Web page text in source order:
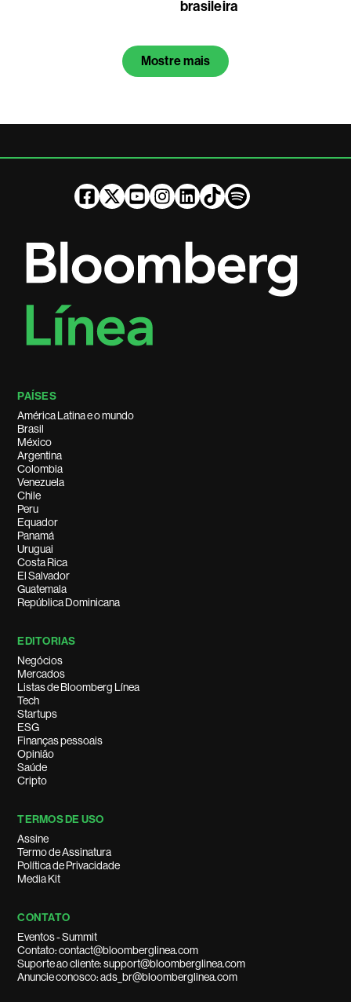
brasileira
Mostre mais
PAÍSES
América Latina e o mundo
Brasil
México
Argentina
Colombia
Venezuela
Chile
Peru
Equador
Panamá
Uruguai
Costa Rica
El Salvador
Guatemala
República Dominicana
EDITORIAS
Negócios
Mercados
Listas de Bloomberg Línea
Tech
Startups
ESG
Finanças pessoais
Opinião
Saúde
Cripto
TERMOS DE USO
Assine
Termo de Assinatura
Política de Privacidade
Media Kit
CONTATO
Eventos - Summit
Contato: contact@bloomberglinea.com
Suporte ao cliente: support@bloomberglinea.com
Anuncie conosco: ads_br@bloomberglinea.com